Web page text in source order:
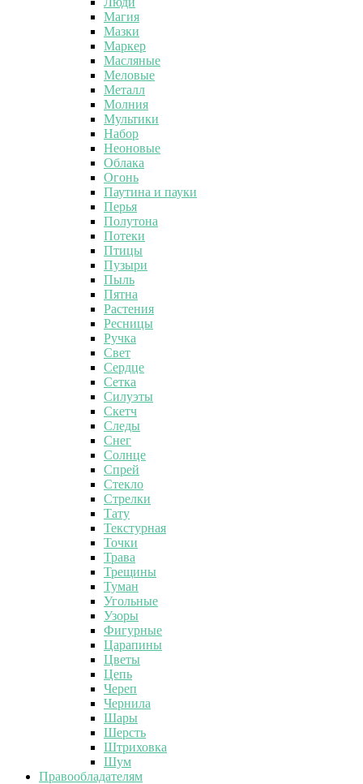
Магия
Мазки
Маркер
Масляные
Меловые
Металл
Молния
Мультики
Набор
Неоновые
Облака
Огонь
Паутина и пауки
Перья
Полутона
Потеки
Птицы
Пузыри
Пыль
Пятна
Растения
Ресницы
Ручка
Свет
Сердце
Сетка
Силуэты
Скетч
Следы
Снег
Солнце
Спрей
Стекло
Стрелки
Тату
Текстурная
Точки
Трава
Трещины
Туман
Угольные
Узоры
Фигурные
Царапины
Цветы
Цепь
Череп
Чернила
Шары
Шерсть
Штриховка
Шум
Правообладателям